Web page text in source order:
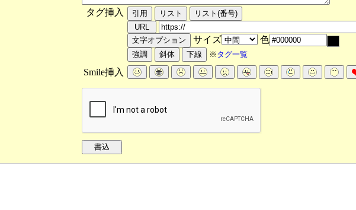
タグ挿入
サイズ 色
※ タグ一覧
Smile挿入